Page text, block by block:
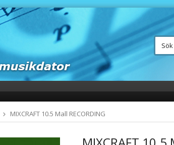
MIXCRAFT 10.5 Mall RECORDING